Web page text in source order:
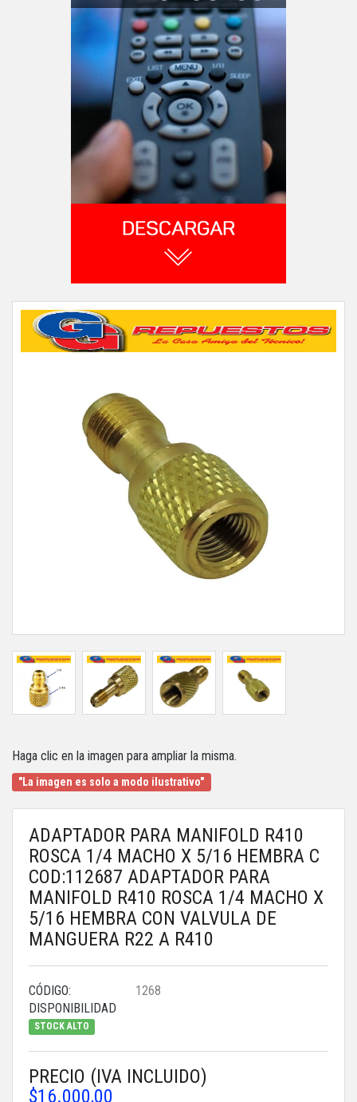
Haga clic en la imagen para ampliar la misma.
"La imagen es solo a modo ilustrativo"
ADAPTADOR PARA MANIFOLD R410
ROSCA 1/4 MACHO X 5/16 HEMBRA C
COD:112687 ADAPTADOR PARA
MANIFOLD R410 ROSCA 1/4 MACHO X
5/16 HEMBRA CON VALVULA DE
MANGUERA R22 A R410
CÓDIGO:
1268
DISPONIBILIDAD
STOCK ALTO
PRECIO (IVA INCLUIDO)
$16.000,00